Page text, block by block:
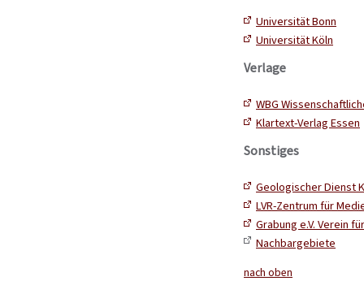
Universität Bonn
Universität Köln
Verlage
WBG
Klartext-Verlag Essen
Sonstiges
Geologischer Dienst
LVR-Zentrum für
Grabung e.V. Verein
Nachbargebiete
nach oben